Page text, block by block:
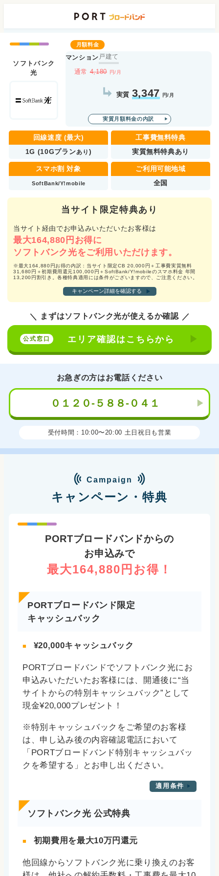
ソフトバンク
光
マンション 戸建て
通常4,180 円/月
実質 3,347 円/月
実質月額料金の内訳
回線速度 (最大)
1G (10Gプランあり )
工事費無料特典
実質無料特典あり
スマホ割 対象
SoftBank/Y!mobile
ご利用可能地域
全国
当サイト限定特典あり
当サイト経由でお申込みいただいたお客様は
最大164,880円お得に
ソフトバンク光をご利用いただけます。
※最大164,880円お得の内訳：当サイト限定CB 20,000円＋工事費実質無料
31,680円＋初期費用還元100,000円＋SoftBank/Y!mobileのスマホ料金 年間
13,200円割引き。各種特典適用には条件がございますので、ご注意ください。
キャンペーン詳細を確認する
まずはソフトバンク光が使えるか確認
エリア確認はこちらから
お急ぎの方はお電話ください
０１２０-５８８-０４１
受付時間：10:00〜20:00 土日祝日も営業
Campaign
キャンペーン・特典
PORTブロードバンドからの
お申込みで
最大164,880円お得！
PORTブロードバンド限定
キャッシュバック
¥20,000キャッシュバック
PORTブロードバンドでソフトバンク光にお
申込みいただいたお客様には、開通後に“当
サイトからの特別キャッシュバック”として
現金¥20,000プレゼント！
※特別キャッシュバックをご希望のお客様
は、申し込み後の内容確認電話において
「PORTブロードバンド特別キャッシュバッ
クを希望する」とお申し出ください。
適用条件
ソフトバンク光 公式特典
初期費用を最大10万円還元
他回線からソフトバンク光に乗り換えのお客